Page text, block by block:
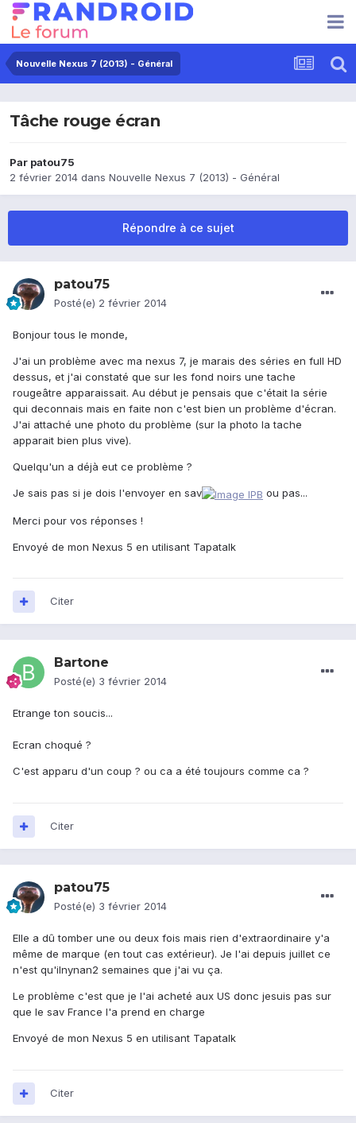
Nouvelle Nexus 7 (2013) - Général
Tâche rouge écran
Par patou75
2 février 2014 dans Nouvelle Nexus 7 (2013) - Général
Répondre à ce sujet
patou75
Posté(e) 2 février 2014
Bonjour tous le monde,
J'ai un problème avec ma nexus 7, je marais des séries en full HD
dessus, et j'ai constaté que sur les fond noirs une tache
rougeâtre apparaissait. Au début je pensais que c'était la série
qui deconnais mais en faite non c'est bien un problème d'écran.
J'ai attaché une photo du problème (sur la photo la tache
apparait bien plus vive).
Quelqu'un a déjà eut ce problème ?
Je sais pas si je dois l'envoyer en sav ou pas...
Merci pour vos réponses !
Envoyé de mon Nexus 5 en utilisant Tapatalk
Citer
Bartone
Posté(e) 3 février 2014
Etrange ton soucis...
Ecran choqué ?
C'est apparu d'un coup ? ou ca a été toujours comme ca ?
Citer
patou75
Posté(e) 3 février 2014
Elle a dû tomber une ou deux fois mais rien d'extraordinaire y'a
même de marque (en tout cas extérieur). Je l'ai depuis juillet ce
n'est qu'ilnynan2 semaines que j'ai vu ça.
Le problème c'est que je l'ai acheté aux US donc jesuis pas sur
que le sav France l'a prend en charge
Envoyé de mon Nexus 5 en utilisant Tapatalk
Citer